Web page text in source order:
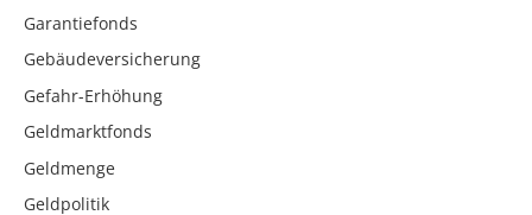
Garantiefonds
Gebäudeversicherung
Gefahr-Erhöhung
Geldmarktfonds
Geldmenge
Geldpolitik